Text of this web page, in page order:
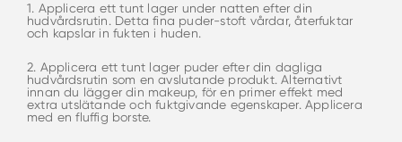
1. Applicera ett tunt lager under natten efter din
hudvårdsrutin. Detta fina puder-stoft vårdar, återfuktar
och kapslar in fukten i huden.
2. Applicera ett tunt lager puder efter din dagliga
hudvårdsrutin som en avslutande produkt. Alternativt
innan du lägger din makeup, för en primer effekt med
extra utslätande och fuktgivande egenskaper. Applicera
med en fluffig borste.